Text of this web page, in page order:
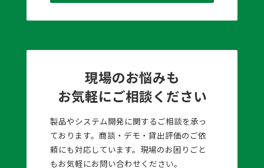
現場のお悩みも
お気軽にご相談ください
製品やシステム開発に関するご相談を承っ
ております。商談・デモ・貸出評価のご依
頼にも対応しています。現場のお困りごと
もお気軽にお問い合わせください。